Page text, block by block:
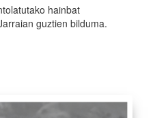
hainbat
guztien bilduma.